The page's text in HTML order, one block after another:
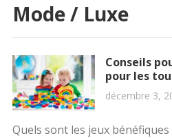
Mode / Luxe
Conseils
pour les
décembre 3,
Quels sont les jeux